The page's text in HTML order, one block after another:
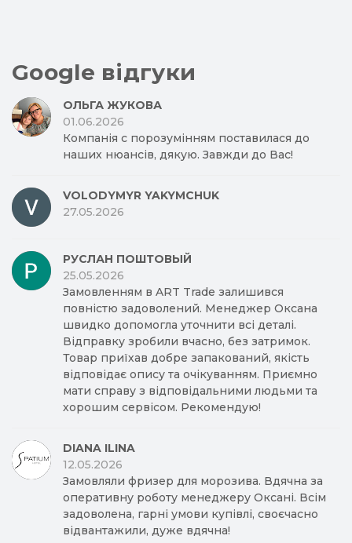
Google відгуки
ОЛЬГА ЖУКОВА
01.06.2026
Компанія с порозумінням поставилася до
наших нюансів, дякую. Завжди до Вас!
VOLODYMYR YAKYMCHUK
27.05.2026
РУСЛАН ПОШТОВЫЙ
25.05.2026
Замовленням в ART Trade залишився
повністю задоволений. Менеджер Оксана
швидко допомогла уточнити всі деталі.
Відправку зробили вчасно, без затримок.
Товар приїхав добре запакований, якість
відповідає опису та очікуванням. Приємно
мати справу з відповідальними людьми та
хорошим сервісом. Рекомендую!
DIANA ILINA
12.05.2026
Замовляли фризер для морозива. Вдячна за
оперативну роботу менеджеру Оксані. Всім
задоволена, гарні умови купівлі, своєчасно
відвантажили, дуже вдячна!